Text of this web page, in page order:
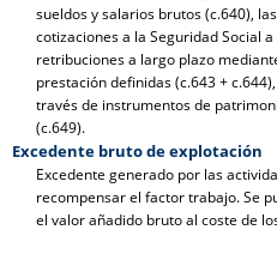
sueldos y salarios brutos (c.640),
cotizaciones a la Seguridad Social
retribuciones a largo plazo
prestación definidas (c.643 +
través de instrumentos de
(c.649).
Excedente bruto de explotación
Excedente generado por las
recompensar el factor trabajo. Se
el valor añadido bruto al coste de